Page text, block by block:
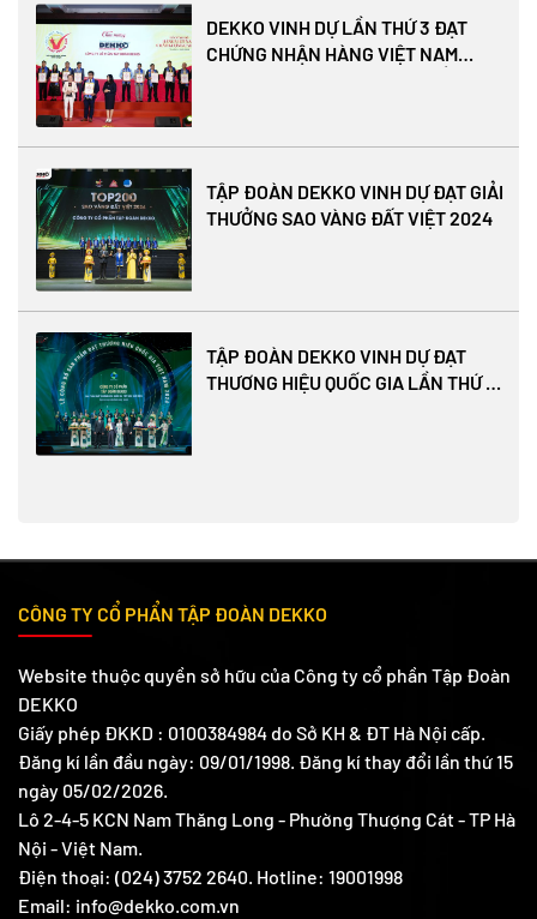
DEKKO VINH DỰ LẦN THỨ 3 ĐẠT
CHỨNG NHẬN HÀNG VIỆT NAM
TẬP ĐOÀN DEKKO VINH DỰ ĐẠT GIẢI
THƯỞNG SAO VÀNG ĐẤT VIỆT 2024
TẬP ĐOÀN DEKKO VINH DỰ ĐẠT
THƯƠNG HIỆU QUỐC GIA LẦN THỨ 4
CÔNG TY CỔ PHẨN TẬP ĐOÀN DEKKO
Website thuộc quyền sở hữu của Công ty cổ phần Tập Đoàn
DEKKO
Giấy phép ĐKKD : 0100384984 do Sở KH & ĐT Hà Nội cấp.
Đăng kí lần đầu ngày: 09/01/1998. Đăng kí thay đổi lần thứ 15
ngày 05/02/2026.
Lô 2-4-5 KCN Nam Thăng Long - Phường Thượng Cát - TP Hà
Nội - Việt Nam.
Điện thoại: (024) 3752 2640. Hotline: 19001998
Email: info@dekko.com.vn